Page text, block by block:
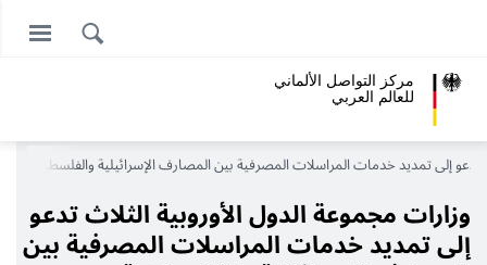
مركز التواصل الألماني
للعالم العربي
إلى تمديد خدمات المراسلات المصرفية بين المصارف الإسرائيلية والفلسطينية
وزارات مجموعة الدول الأوروبية الثلاث تدعو
إلى تمديد خدمات المراسلات المصرفية بين